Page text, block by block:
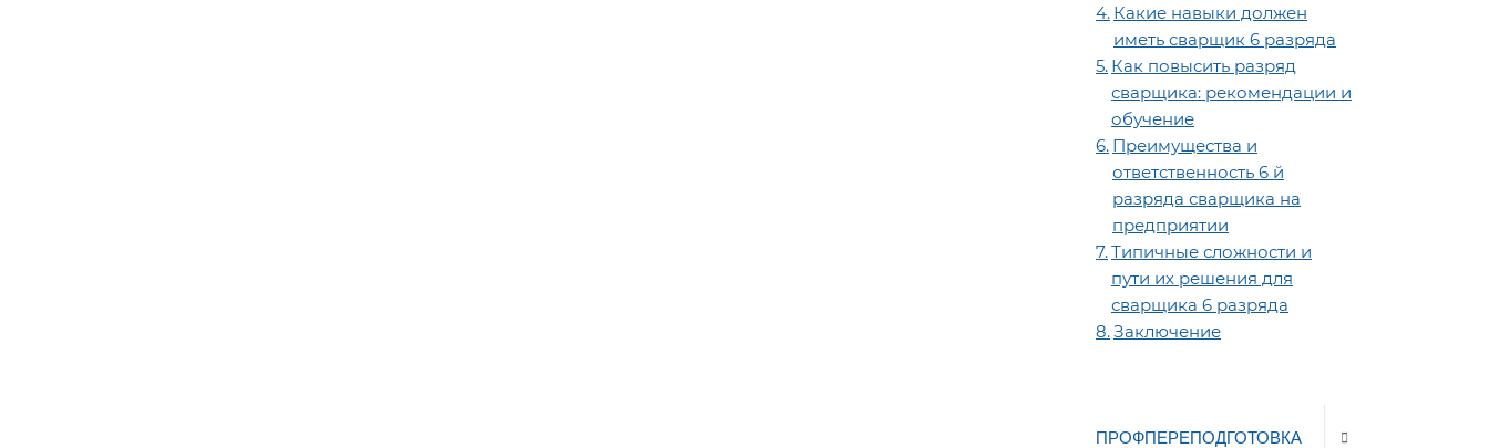
Какие навыки должен
иметь сварщик 6 разряда
Как повысить разряд
сварщика: рекомендации и
обучение
Преимущества и
ответственность 6 й
разряда сварщика на
предприятии
Типичные сложности и
пути их решения для
сварщика 6 разряда
Заключение
ПРОФПЕРЕПОДГОТОВКА